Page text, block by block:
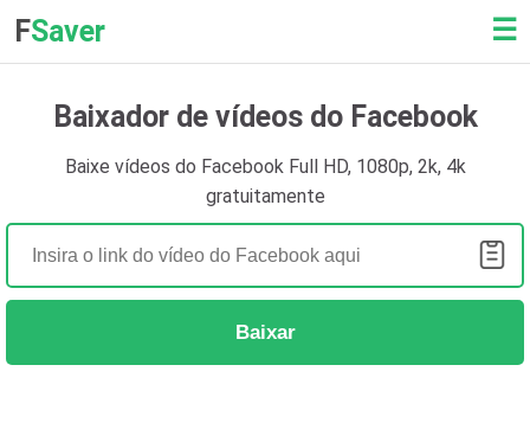
FSaver ☰
Baixador de vídeos do Facebook
Baixe vídeos do Facebook Full HD, 1080p, 2k, 4k
gratuitamente
Baixar